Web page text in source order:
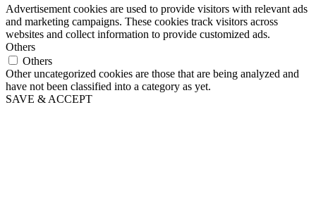
Advertisement cookies are used to provide visitors with relevant ads
and marketing campaigns. These cookies track visitors across
websites and collect information to provide customized ads.
Others
Others
Other uncategorized cookies are those that are being analyzed and
have not been classified into a category as yet.
SAVE & ACCEPT